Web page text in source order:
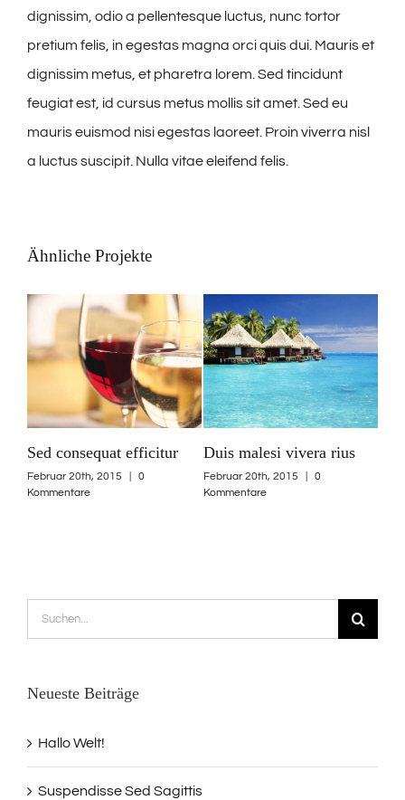
dignissim, odio a pellentesque luctus, nunc tortor
pretium felis, in egestas magna orci quis dui. Mauris et
dignissim metus, et pharetra lorem. Sed tincidunt
feugiat est, id cursus metus mollis sit amet. Sed eu
mauris euismod nisi egestas laoreet. Proin viverra nisl
a luctus suscipit. Nulla vitae eleifend felis.
Ähnliche Projekte
Sed ut perspiciatis
Mai 21st, 2015 | 0 Kommentare
Maecenas nisl urna
Februar 20th, 2015
0
Kommentare
Suche
nach:
Neueste Beiträge
Hallo Welt!
Suspendisse Sed Sagittis